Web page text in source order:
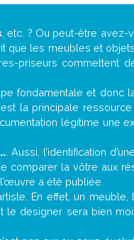
, etc. ? Ou peut-être
que les meubles et
priseurs commettent
fondamentale et donc
la principale
légitime une
. Aussi, l’identification
comparer la vôtre aux
a été publiée.
En effet, un meuble,
le designer sera bien